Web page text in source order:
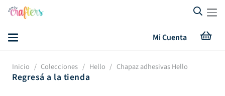
Mi Cuenta
Inicio / Colecciones / Hello / Chapaz adhesivas Hello
Regresá a la tienda